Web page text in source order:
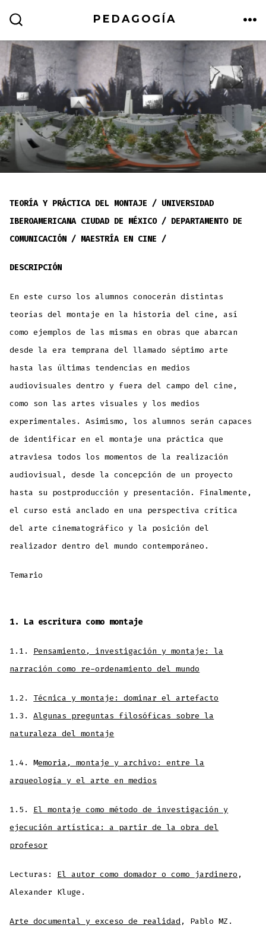
content
PEDAGOGÍA
TEORÍA Y PRÁCTICA DEL MONTAJE / UNIVERSIDAD
IBEROAMERICANA CIUDAD DE MÉXICO / DEPARTAMENTO DE
COMUNICACIÓN / MAESTRÍA EN CINE /
DESCRIPCIÓN
En este curso los alumnos conocerán distintas
teorías del montaje en la historia del cine, así
como ejemplos de las mismas en obras que abarcan
desde la era temprana del llamado séptimo arte
hasta las últimas tendencias en medios
audiovisuales dentro y fuera del campo del cine,
como son las artes visuales y los medios
experimentales. Asimismo, los alumnos serán capaces
de identificar en el montaje una práctica que
atraviesa todos los momentos de la realización
audiovisual, desde la concepción de un proyecto
hasta su postproducción y presentación. Finalmente,
el curso está anclado en una perspectiva crítica
del arte cinematográfico y la posición del
realizador dentro del mundo contemporáneo.
Temario
1. La escritura como montaje
1.1. Pensamiento, investigación y montaje: la
narración como re-ordenamiento del mundo
1.2.Técnica y montaje: dominar el artefacto
1.3.Algunas preguntas filosóficas sobre la
naturaleza del montaje
1.4. Memoria, montaje y archivo: entre la
arqueología y el arte en medios
1.5. El montaje como método de investigación y
ejecución artística: a partir de la obra del
profesor
Lecturas: El autor como domador o como jardinero ,
Alexander Kluge.
Arte documental y exceso de realidad , Pablo MZ.